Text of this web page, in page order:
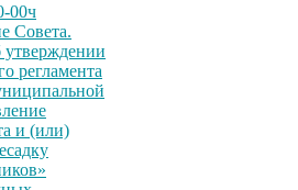
00ч
Совета.
регламента
и (или)